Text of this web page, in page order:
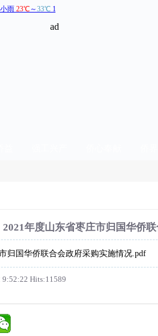
2021年度山东省枣庄市归国华侨
归国华侨联合会政府采购实施情况.pdf
Hits:11589